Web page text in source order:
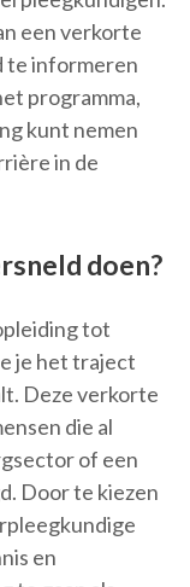
een verkorte
te informeren
programma,
kunt nemen
in de
doen?
tot
je het traject
Deze verkorte
die al
of een
Door te kiezen
en